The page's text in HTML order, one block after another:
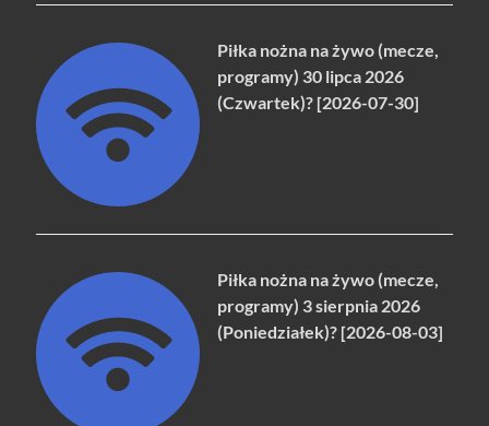
Piłka nożna na żywo (mecze,
programy) 30 lipca 2026
(Czwartek)? [2026-07-30]
Piłka nożna na żywo (mecze,
programy) 3 sierpnia 2026
(Poniedziałek)? [2026-08-03]